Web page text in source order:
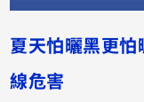
夏天怕曬黑更
線危害